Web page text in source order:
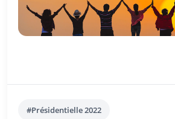
#Présidentielle 2022